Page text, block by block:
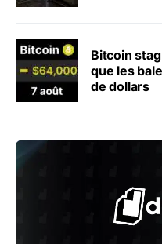
Bitcoin
que les
de dollars